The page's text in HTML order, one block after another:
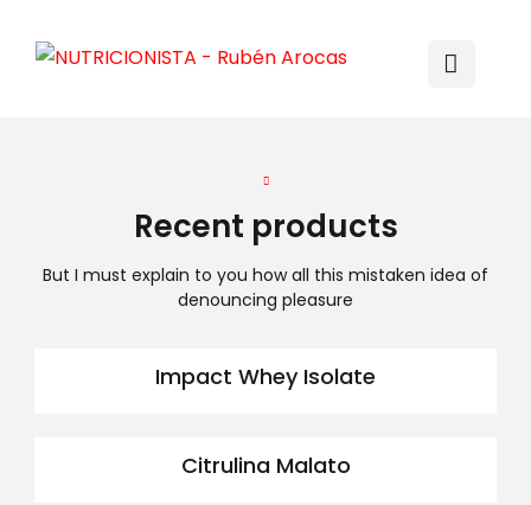
Recent products
But I must explain to you how all this mistaken idea of
denouncing pleasure
Impact Whey Isolate
Citrulina Malato